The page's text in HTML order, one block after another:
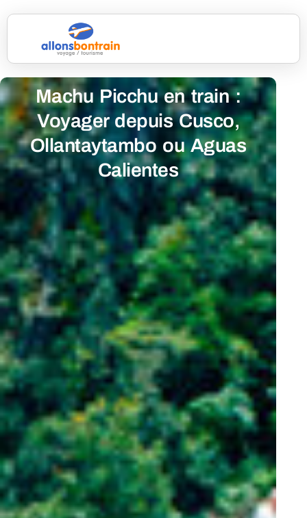
Machu Picchu en train :
Voyager depuis Cusco,
Ollantaytambo ou Aguas
Calientes